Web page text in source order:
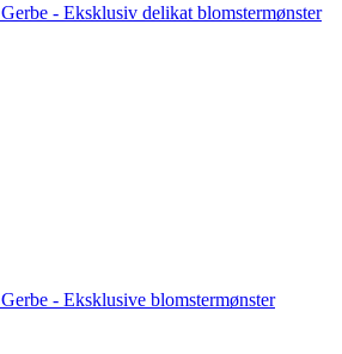
Gerbe - Eksklusiv delikat blomstermønster
Gerbe - Eksklusive blomstermønster